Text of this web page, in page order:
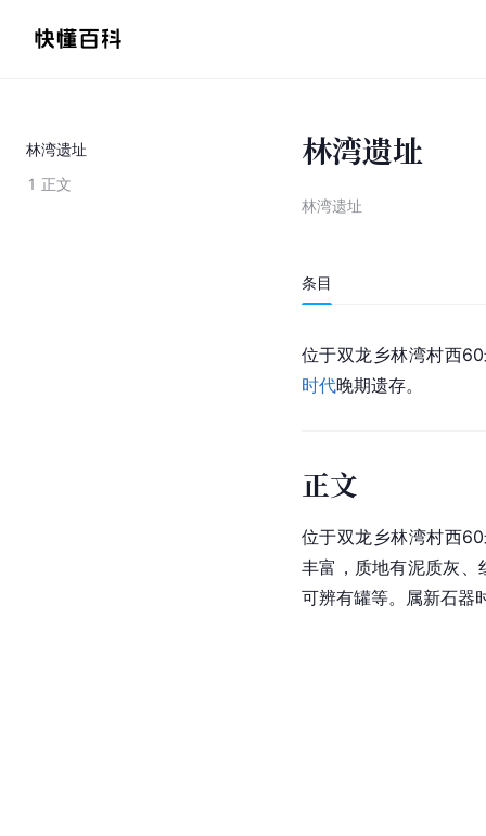
林湾遗址
1 正文
林湾遗址
林湾遗址
条目
位于双龙乡林湾村西
时代晚期遗存。
正文
位于双龙乡林湾村西
丰富，质地有泥质灰、
可辨有罐等。属新石器